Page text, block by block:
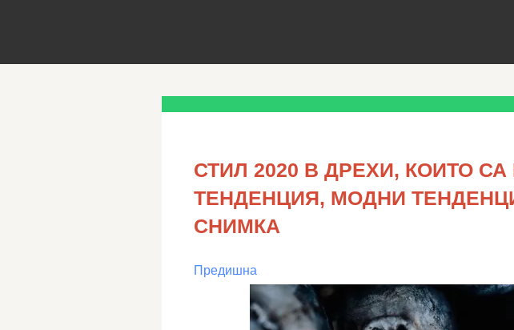
СТИЛ 2020 В ДРЕХИ, КОИТО СА
ТЕНДЕНЦИЯ, МОДНИ
СНИМКА
Предишна